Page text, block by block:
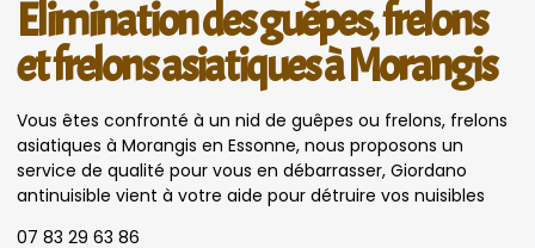
Elimination des guêpes, frelons
et frelons asiatiques à Morangis
Vous êtes confronté à un nid de guêpes ou frelons, frelons
asiatiques à Morangis en Essonne, nous proposons un
service de qualité pour vous en débarrasser, Giordano
antinuisible vient à votre aide pour détruire vos nuisibles
07 83 29 63 86